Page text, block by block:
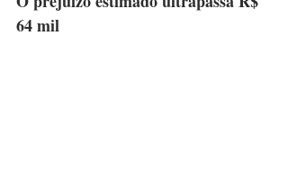
64 mil